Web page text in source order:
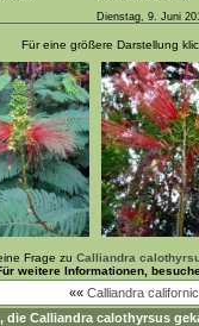
Dienstag, 9. Juni
Für eine größere Darstellung
Frage zu Calliandra
weitere Informationen,
«« Calliandra
die Calliandra calothyrsus